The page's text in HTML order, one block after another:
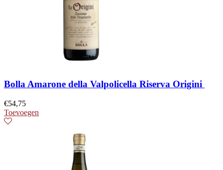
Bolla Amarone della Valpolicella Riserva Origini
€54,75
Toevoegen